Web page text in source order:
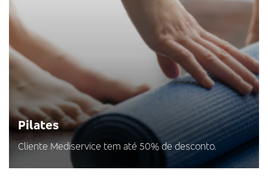
Pilates
Cliente Mediservice tem até 50% de desconto.